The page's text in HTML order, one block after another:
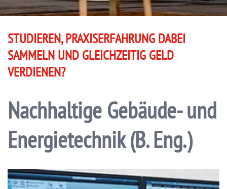
STUDIEREN, PRAXISERFAHRUNG DABEI
SAMMELN UND GLEICHZEITIG GELD
VERDIENEN?
Nachhaltige Gebäude- und
Energietechnik (B. Eng.)